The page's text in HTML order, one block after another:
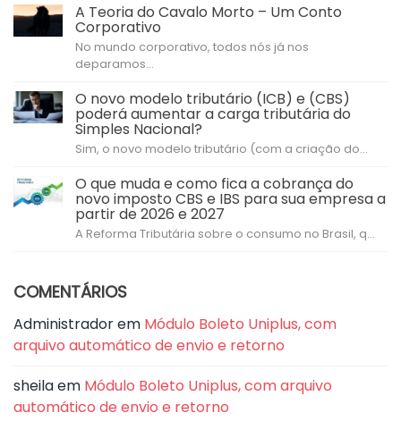
A Teoria do Cavalo Morto – Um Conto
Corporativo
No mundo corporativo, todos nós já nos
deparamos...
O novo modelo tributário (ICB) e (CBS)
poderá aumentar a carga tributária do
Simples Nacional?
Sim, o novo modelo tributário (com a criação do...
O que muda e como fica a cobrança do
novo imposto CBS e IBS para sua empresa a
partir de 2026 e 2027
A Reforma Tributária sobre o consumo no Brasil, q...
COMENTÁRIOS
Administradorem Módulo Boleto Uniplus, com
arquivo automático de envio e retorno
sheilaem Módulo Boleto Uniplus, com arquivo
automático de envio e retorno